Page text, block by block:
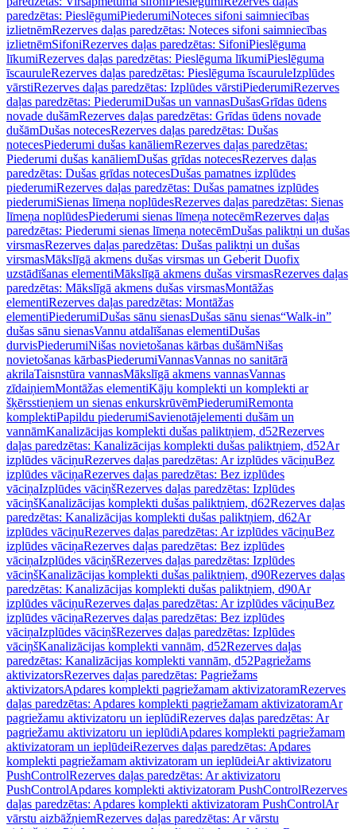
paredzētas: PieslēgumiPiederumiNoteces sifoni saimniecības
izlietnēmRezerves daļas paredzētas: Noteces sifoni saimniecības
izlietnēmSifoniRezerves daļas paredzētas: SifoniPieslēguma
līkumiRezerves daļas paredzētas: Pieslēguma līkumiPieslēguma
īscauruleRezerves daļas paredzētas: Pieslēguma īscauruleIzplūdes
vārstiRezerves daļas paredzētas: Izplūdes vārstiPiederumiRezerves
daļas paredzētas: PiederumiDušas un vannasDušasGrīdas ūdens
novade dušāmRezerves daļas paredzētas: Grīdas ūdens novade
dušāmDušas notecesRezerves daļas paredzētas: Dušas
notecesPiederumi dušas kanāliemRezerves daļas paredzētas:
Piederumi dušas kanāliemDušas grīdas notecesRezerves daļas
paredzētas: Dušas grīdas notecesDušas pamatnes izplūdes
piederumiRezerves daļas paredzētas: Dušas pamatnes izplūdes
piederumiSienas līmeņa noplūdesRezerves daļas paredzētas: Sienas
līmeņa noplūdesPiederumi sienas līmeņa notecēmRezerves daļas
paredzētas: Piederumi sienas līmeņa notecēmDušas paliktņi un dušas
virsmasRezerves daļas paredzētas: Dušas paliktņi un dušas
virsmasMākslīgā akmens dušas virsmas un Geberit Duofix
uzstādīšanas elementiMākslīgā akmens dušas virsmasRezerves daļas
paredzētas: Mākslīgā akmens dušas virsmasMontāžas
elementiRezerves daļas paredzētas: Montāžas
elementiPiederumiDušas sānu sienasDušas sānu sienas“Walk-in”
dušas sānu sienasVannu atdalīšanas elementiDušas
durvisPiederumiNišas novietošanas kārbas dušāmNišas
novietošanas kārbasPiederumiVannasVannas no sanitārā
akrilaTaisnstūra vannasMākslīgā akmens vannasVannas
zīdaiņiemMontāžas elementiKāju komplekti un komplekti ar
šķērsstieņiem un sienas enkurskrūvēmPiederumiRemonta
komplektiPapildu piederumiSavienotājelementi dušām un
vannāmKanalizācijas komplekti dušas paliktņiem, d52Rezerves
daļas paredzētas: Kanalizācijas komplekti dušas paliktņiem, d52Ar
izplūdes vāciņuRezerves daļas paredzētas: Ar izplūdes vāciņuBez
izplūdes vāciņaRezerves daļas paredzētas: Bez izplūdes
vāciņaIzplūdes vāciņšRezerves daļas paredzētas: Izplūdes
vāciņšKanalizācijas komplekti dušas paliktņiem, d62Rezerves daļas
paredzētas: Kanalizācijas komplekti dušas paliktņiem, d62Ar
izplūdes vāciņuRezerves daļas paredzētas: Ar izplūdes vāciņuBez
izplūdes vāciņaRezerves daļas paredzētas: Bez izplūdes
vāciņaIzplūdes vāciņšRezerves daļas paredzētas: Izplūdes
vāciņšKanalizācijas komplekti dušas paliktņiem, d90Rezerves daļas
paredzētas: Kanalizācijas komplekti dušas paliktņiem, d90Ar
izplūdes vāciņuRezerves daļas paredzētas: Ar izplūdes vāciņuBez
izplūdes vāciņaRezerves daļas paredzētas: Bez izplūdes
vāciņaIzplūdes vāciņšRezerves daļas paredzētas: Izplūdes
vāciņšKanalizācijas komplekti vannām, d52Rezerves daļas
paredzētas: Kanalizācijas komplekti vannām, d52Pagriežams
aktivizatorsRezerves daļas paredzētas: Pagriežams
aktivizatorsApdares komplekti pagriežamam aktivizatoramRezerves
daļas paredzētas: Apdares komplekti pagriežamam aktivizatoramAr
pagriežamu aktivizatoru un ieplūdiRezerves daļas paredzētas: Ar
pagriežamu aktivizatoru un ieplūdiApdares komplekti pagriežamam
aktivizatoram un ieplūdeiRezerves daļas paredzētas: Apdares
komplekti pagriežamam aktivizatoram un ieplūdeiAr aktivizatoru
PushControlRezerves daļas paredzētas: Ar aktivizatoru
PushControlApdares komplekti aktivizatoram PushControlRezerves
daļas paredzētas: Apdares komplekti aktivizatoram PushControlAr
vārstu aizbāžņiemRezerves daļas paredzētas: Ar vārstu